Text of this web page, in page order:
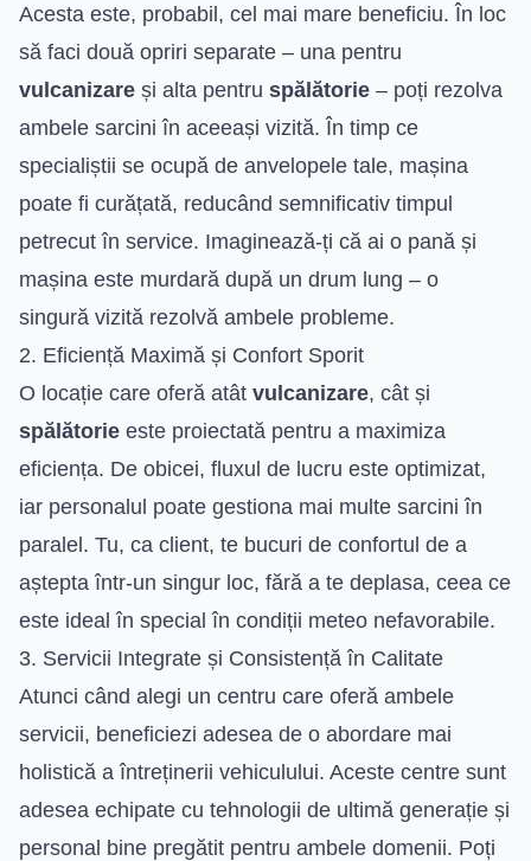
Acesta este, probabil, cel mai mare beneficiu. În loc
să faci două opriri separate – una pentru
vulcanizare și alta pentru spălătorie – poți rezolva
ambele sarcini în aceeași vizită. În timp ce
specialiștii se ocupă de anvelopele tale, mașina
poate fi curățată, reducând semnificativ timpul
petrecut în service. Imaginează-ți că ai o pană și
mașina este murdară după un drum lung – o
singură vizită rezolvă ambele probleme.
2. Eficiență Maximă și Confort Sporit
O locație care oferă atât vulcanizare, cât și
spălătorie este proiectată pentru a maximiza
eficiența. De obicei, fluxul de lucru este optimizat,
iar personalul poate gestiona mai multe sarcini în
paralel. Tu, ca client, te bucuri de confortul de a
aștepta într-un singur loc, fără a te deplasa, ceea ce
este ideal în special în condiții meteo nefavorabile.
3. Servicii Integrate și Consistență în Calitate
Atunci când alegi un centru care oferă ambele
servicii, beneficiezi adesea de o abordare mai
holistică a întreținerii vehiculului. Aceste centre sunt
adesea echipate cu tehnologii de ultimă generație și
personal bine pregătit pentru ambele domenii. Poți